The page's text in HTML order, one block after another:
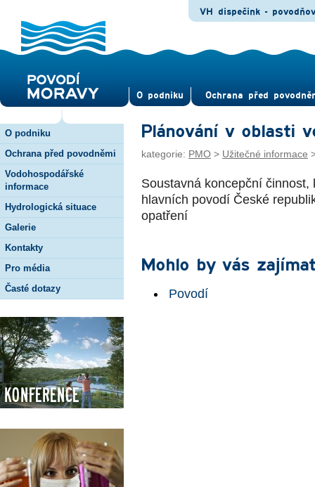
O pod­niku Ochrana před
VH dispečink -
O podniku
Ochrana před povodněmi
Vodohospodářské
informace
Hydrologická situace
Galerie
Kontakty
Pro média
Časté dotazy
Konference
Plánování v oblasti
kategorie: PMO > Užitečné informace
Soustavná koncepční
hlavních povodí České
opatření
Mohlo by vás
Povodí